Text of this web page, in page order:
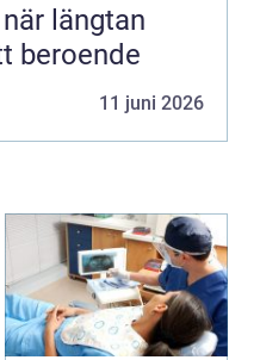
beroende
11 juni 2026